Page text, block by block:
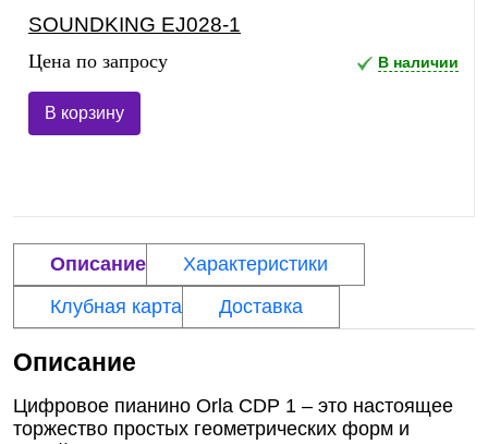
SOUNDKING EJ028-1
Цена по запросу В наличии
В корзину
Описание
Характеристики
Клубная карта
Доставка
Описание
Цифровое пианино Orla CDP 1 – это настоящее
торжество простых геометрических форм и